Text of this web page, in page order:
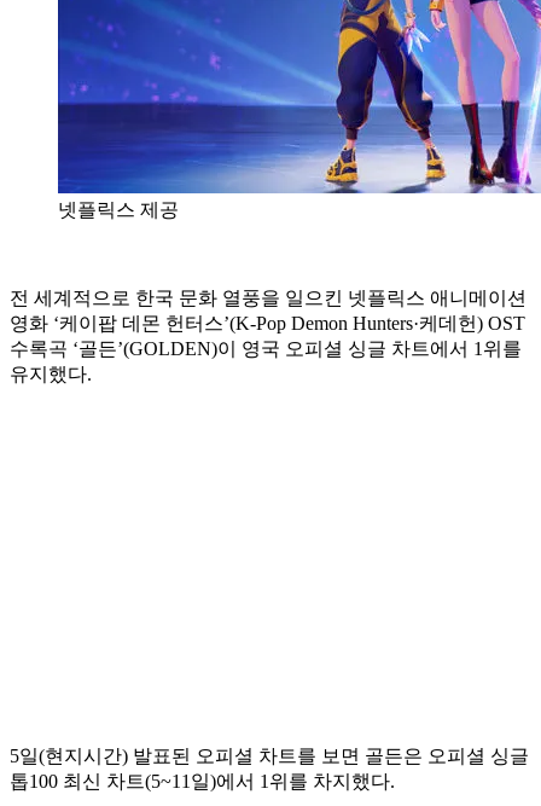
넷플릭스 제공
전 세계적으로 한국 문화 열풍을 일으킨 넷플릭스 애니메이션
영화 ‘케이팝 데몬 헌터스’(K-Pop Demon Hunters·케데헌) OST
수록곡 ‘골든’(GOLDEN)이 영국 오피셜 싱글 차트에서 1위를
유지했다.
5일(현지시간) 발표된 오피셜 차트를 보면 골든은 오피셜 싱글
톱100 최신 차트(5~11일)에서 1위를 차지했다.